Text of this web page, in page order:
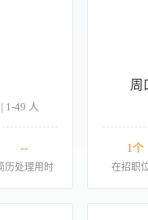
1-49 人
--
历处理用时
周
1个
在招职